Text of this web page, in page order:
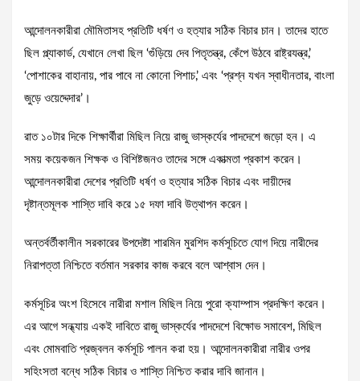
আন্দোলনকারীরা মৌমিতাসহ প্রতিটি ধর্ষণ ও হত্যার সঠিক বিচার চান। তাদের হাতে
ছিল প্ল্যাকার্ড, যেখানে লেখা ছিল ‘গুঁড়িয়ে দেব পিতৃতন্ত্র, কেঁপে উঠবে রাষ্ট্রযন্ত্র,’
‘পোশাকের বাহানায়, পার পাবে না কোনো পিশাচ,’ এবং ‘প্রশ্ন যখন স্বাধীনতার, বাংলা
জুড়ে ওয়েদ্দেদার’।
রাত ১০টার দিকে শিক্ষার্থীরা মিছিল নিয়ে রাজু ভাস্কর্যের পাদদেশে জড়ো হন। এ
সময় কয়েকজন শিক্ষক ও বিশিষ্টজনও তাদের সঙ্গে একাত্মতা প্রকাশ করেন।
আন্দোলনকারীরা দেশের প্রতিটি ধর্ষণ ও হত্যার সঠিক বিচার এবং দায়ীদের
দৃষ্টান্তমূলক শাস্তি দাবি করে ১৫ দফা দাবি উত্থাপন করেন।
অন্তর্বর্তীকালীন সরকারের উপদেষ্টা শারমিন মুরশিদ কর্মসূচিতে যোগ দিয়ে নারীদের
নিরাপত্তা নিশ্চিতে বর্তমান সরকার কাজ করবে বলে আশ্বাস দেন।
কর্মসূচির অংশ হিসেবে নারীরা মশাল মিছিল নিয়ে পুরো ক্যাম্পাস প্রদক্ষিণ করেন।
এর আগে সন্ধ্যায় একই দাবিতে রাজু ভাস্কর্যের পাদদেশে বিক্ষোভ সমাবেশ, মিছিল
এবং মোমবাতি প্রজ্বলন কর্মসূচি পালন করা হয়। আন্দোলনকারীরা নারীর ওপর
সহিংসতা বন্ধে সঠিক বিচার ও শাস্তি নিশ্চিত করার দাবি জানান।